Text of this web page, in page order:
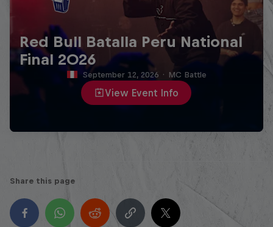
Red Bull Batalla Peru National
Final 2026
View Event Info
September 12, 2026 · MC Battle
Share this page